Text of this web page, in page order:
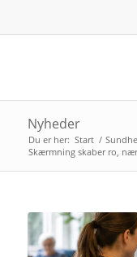
Nyheder
Du er her: Start /
Skærmning skaber ro,